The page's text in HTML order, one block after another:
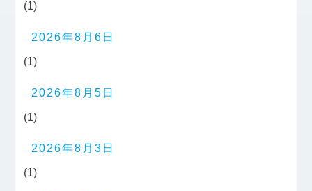
(1)
2026年8月6日
(1)
2026年8月5日
(1)
2026年8月3日
(1)